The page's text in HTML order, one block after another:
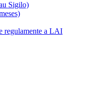
Sigilo)
regulamente a LAI